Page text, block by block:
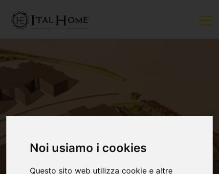
Noi usiamo i cookies
Questo sito web utilizza cookie e altre